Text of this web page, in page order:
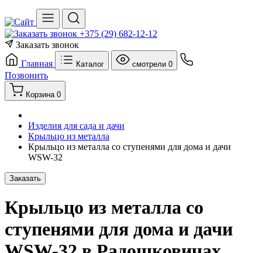
+375 (29) 682-12-12
Заказать звонок
Главная
Каталог смотрели 0
Позвонить
Корзина 0
Изделия для сада и дачи
Крыльцо из металла
Крыльцо из металла со ступенями для дома и дачи
WSW-32
Заказать
Крыльцо из металла со
ступенями для дома и дачи